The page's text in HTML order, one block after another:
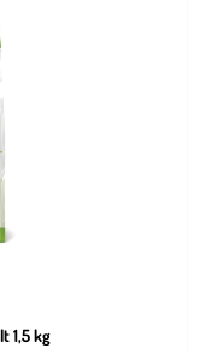
1,5 kg